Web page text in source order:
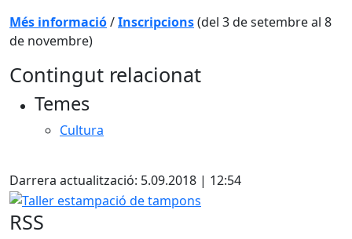
Més informació/Inscripcions(del 3 de setembre al 8
de novembre)
Contingut relacionat
Temes
Cultura
Darrera actualització: 5.09.2018 | 12:54
Taller estampació de tampons
RSS